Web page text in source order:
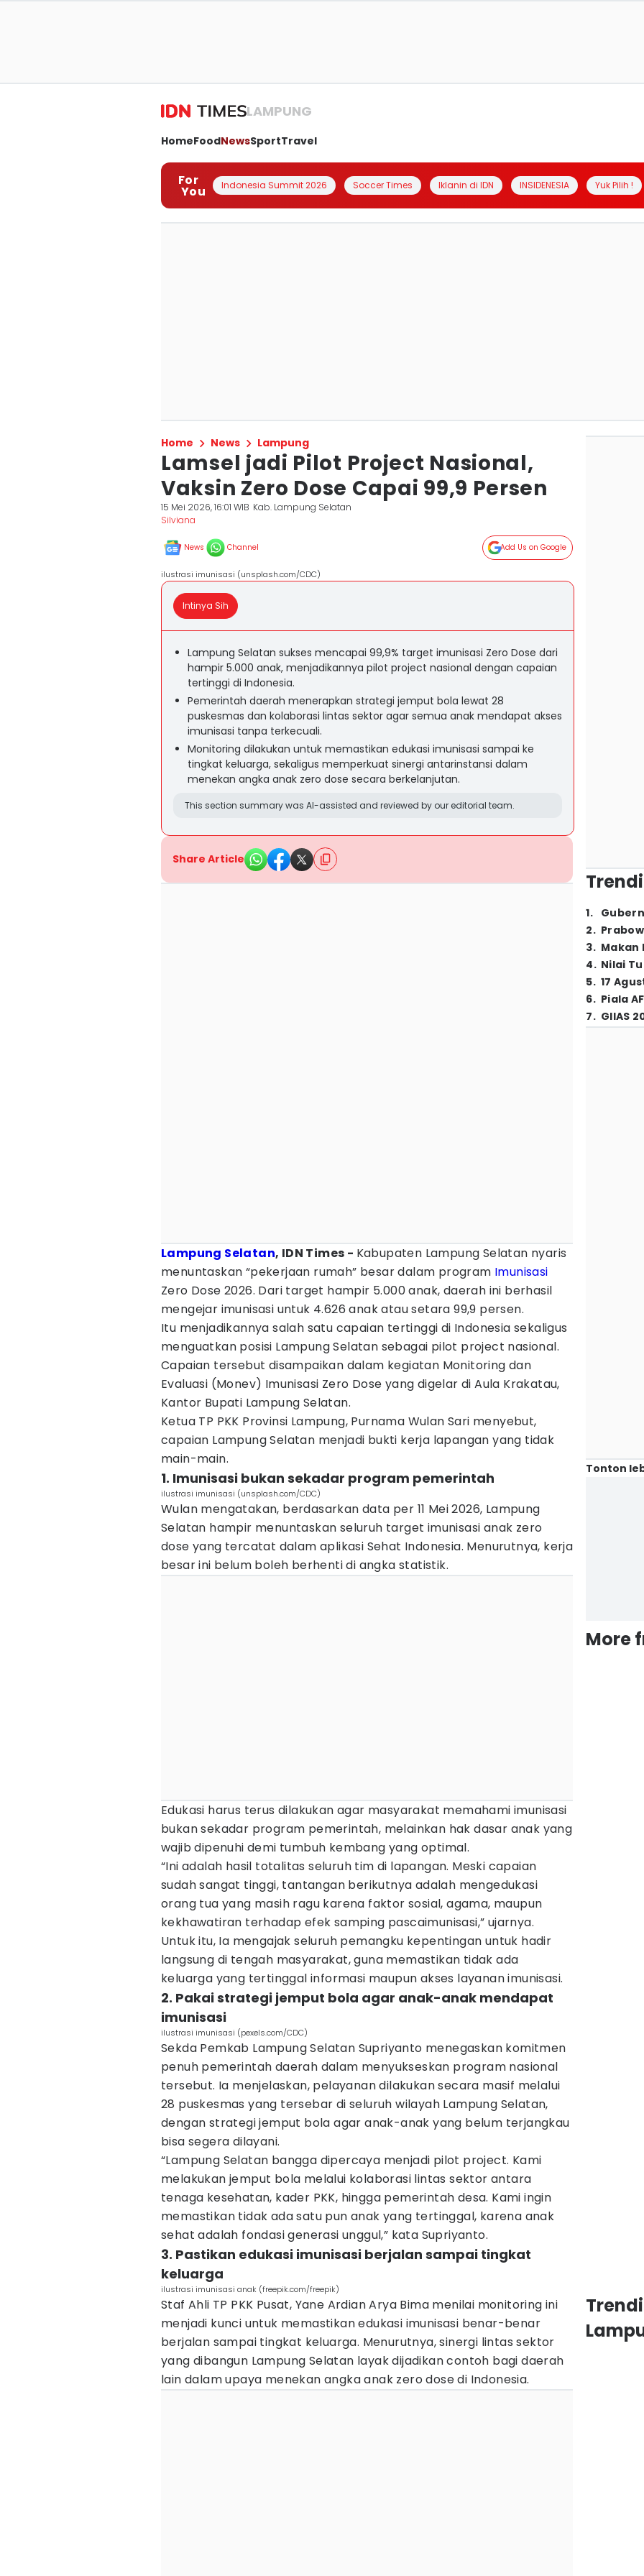
LAMPUNG
HomeFoodNewsSportTravel
For
You Indonesia Summit 2026 Soccer Times Iklanin di IDN INSIDENESIA Yuk Pilih !
Home News Lampung
Lamsel jadi Pilot Project Nasional,
Vaksin Zero Dose Capai 99,9 Persen
15 Mei 2026, 16:01 WIB Kab. Lampung Selatan
Silviana
News Channel Add Us on Google
ilustrasi imunisasi (unsplash.com/CDC)
Intinya Sih
Lampung Selatan sukses mencapai 99,9% target imunisasi Zero Dose dari
hampir 5.000 anak, menjadikannya pilot project nasional dengan capaian
tertinggi di Indonesia.
Pemerintah daerah menerapkan strategi jemput bola lewat 28
puskesmas dan kolaborasi lintas sektor agar semua anak mendapat akses
imunisasi tanpa terkecuali.
Monitoring dilakukan untuk memastikan edukasi imunisasi sampai ke
tingkat keluarga, sekaligus memperkuat sinergi antarinstansi dalam
menekan angka anak zero dose secara berkelanjutan.
This section summary was AI-assisted and reviewed by our editorial team.
Share Article
Lampung Selatan, IDN Times - Kabupaten Lampung Selatan nyaris
menuntaskan “pekerjaan rumah” besar dalam program Imunisasi
Zero Dose 2026. Dari target hampir 5.000 anak, daerah ini berhasil
mengejar imunisasi untuk 4.626 anak atau setara 99,9 persen.
Itu menjadikannya salah satu capaian tertinggi di Indonesia sekaligus
menguatkan posisi Lampung Selatan sebagai pilot project nasional.
Capaian tersebut disampaikan dalam kegiatan Monitoring dan
Evaluasi (Monev) Imunisasi Zero Dose yang digelar di Aula Krakatau,
Kantor Bupati Lampung Selatan.
Ketua TP PKK Provinsi Lampung, Purnama Wulan Sari menyebut,
capaian Lampung Selatan menjadi bukti kerja lapangan yang tidak
main-main.
1. Imunisasi bukan sekadar program pemerintah
ilustrasi imunisasi (unsplash.com/CDC)
Wulan mengatakan, berdasarkan data per 11 Mei 2026, Lampung
Selatan hampir menuntaskan seluruh target imunisasi anak zero
dose yang tercatat dalam aplikasi Sehat Indonesia. Menurutnya, kerja
besar ini belum boleh berhenti di angka statistik.
Edukasi harus terus dilakukan agar masyarakat memahami imunisasi
bukan sekadar program pemerintah, melainkan hak dasar anak yang
wajib dipenuhi demi tumbuh kembang yang optimal.
“Ini adalah hasil totalitas seluruh tim di lapangan. Meski capaian
sudah sangat tinggi, tantangan berikutnya adalah mengedukasi
orang tua yang masih ragu karena faktor sosial, agama, maupun
kekhawatiran terhadap efek samping pascaimunisasi,” ujarnya.
Untuk itu, Ia mengajak seluruh pemangku kepentingan untuk hadir
langsung di tengah masyarakat, guna memastikan tidak ada
keluarga yang tertinggal informasi maupun akses layanan imunisasi.
2. Pakai strategi jemput bola agar anak-anak mendapat
imunisasi
ilustrasi imunisasi (pexels.com/CDC)
Sekda Pemkab Lampung Selatan Supriyanto menegaskan komitmen
penuh pemerintah daerah dalam menyukseskan program nasional
tersebut. Ia menjelaskan, pelayanan dilakukan secara masif melalui
28 puskesmas yang tersebar di seluruh wilayah Lampung Selatan,
dengan strategi jemput bola agar anak-anak yang belum terjangkau
bisa segera dilayani.
“Lampung Selatan bangga dipercaya menjadi pilot project. Kami
melakukan jemput bola melalui kolaborasi lintas sektor antara
tenaga kesehatan, kader PKK, hingga pemerintah desa. Kami ingin
memastikan tidak ada satu pun anak yang tertinggal, karena anak
sehat adalah fondasi generasi unggul,” kata Supriyanto.
3. Pastikan edukasi imunisasi berjalan sampai tingkat
keluarga
ilustrasi imunisasi anak (freepik.com/freepik)
Staf Ahli TP PKK Pusat, Yane Ardian Arya Bima menilai monitoring ini
menjadi kunci untuk memastikan edukasi imunisasi benar-benar
berjalan sampai tingkat keluarga. Menurutnya, sinergi lintas sektor
yang dibangun Lampung Selatan layak dijadikan contoh bagi daerah
lain dalam upaya menekan angka anak zero dose di Indonesia.
1.
2.
3. Makan
4. Nilai
5. 17
6. Piala
7. GIIAS
Tonton
More